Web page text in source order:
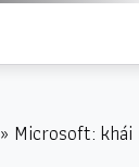
» Microsoft: